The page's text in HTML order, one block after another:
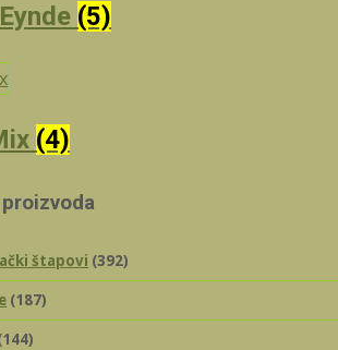
(5)
(4)
štapovi (392)
(187)